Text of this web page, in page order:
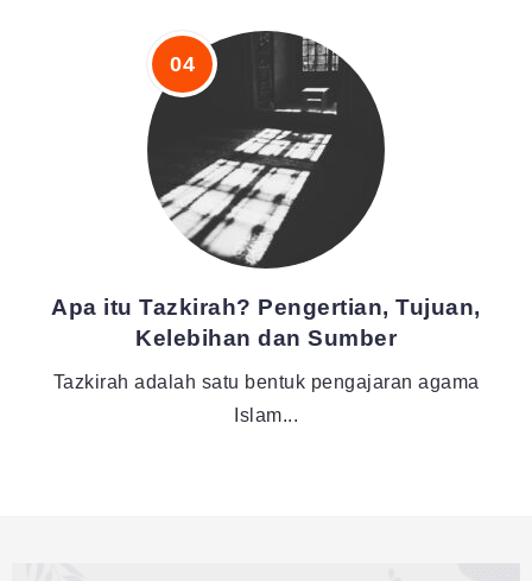
Apa itu Tazkirah? Pengertian, Tujuan,
Kelebihan dan Sumber
Tazkirah adalah satu bentuk pengajaran agama
Islam...